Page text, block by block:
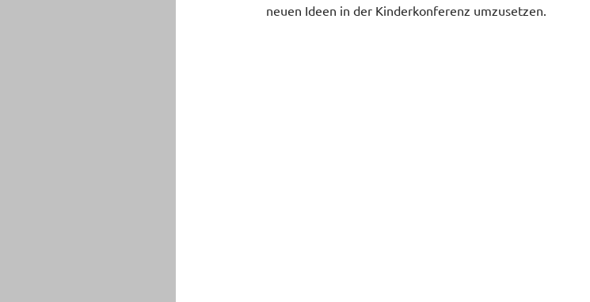
neuen Ideen in der Kinderkonferenz umzusetzen.